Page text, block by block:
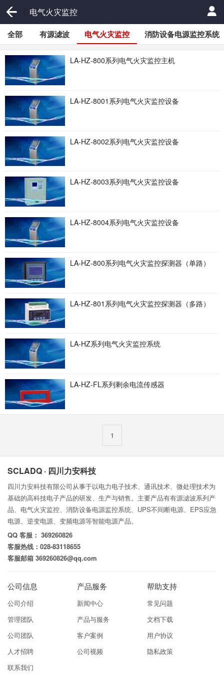
电气火灾监控
全部 有源滤波 电气火灾监控 消防设备电源监控系统
LA-HZ-800系列电气火灾监控主机
LA-HZ-8001系列电气火灾监控设备
LA-HZ-8002系列电气火灾监控设备
LA-HZ-8003系列电气火灾监控设备
LA-HZ-8004系列电气火灾监控设备
LA-HZ-800系列电气火灾监控探测器（单路）
LA-HZ-801系列电气火灾监控探测器（多路）
LA-HZ系列电气火灾监控系统
LA-HZ-FL系列剩余电流传感器
1
SCLADQ · 四川力安科技
四川力安科技有限公司从事于以电力电子技术、通讯技术、微处理技术为
基础的高科技电子产品的研发、生产与销售。主要产品有有源滤波系列产
品、电气火灾监控、消防设备电源监控系统、UPS不间断电源、EPS应急
电源、逆变电源、变频电源等智能电源产品。
QQ 客服： 369260826
客服热线：028-83118655
客服邮箱 369260826@qq.com
公司信息
公司介绍
管理团队
公司团队
人才招聘
联系我们
产品服务
新闻中心
产品与服务
客户案例
公司视频
帮助支持
常见问题
文档下载
用户协议
隐私政策